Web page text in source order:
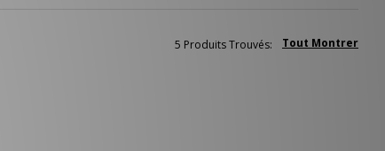
Tout Montrer
5 Produits Trouvés: